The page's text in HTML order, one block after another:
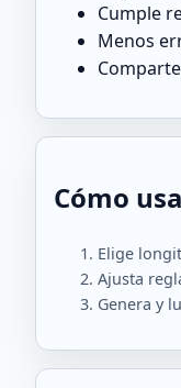
Cumple
Menos
Cómo
Elige
Ajusta
Genera y